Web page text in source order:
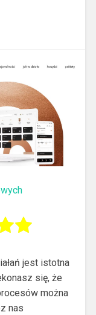
jest istotna
się, że
można
nas